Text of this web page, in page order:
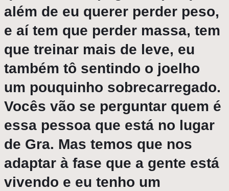
além de eu querer perder peso,
e aí tem que perder massa, tem
que treinar mais de leve, eu
também tô sentindo o joelho
um pouquinho sobrecarregado.
Vocês vão se perguntar quem é
essa pessoa que está no lugar
de Gra. Mas temos que nos
adaptar à fase que a gente está
vivendo e eu tenho um